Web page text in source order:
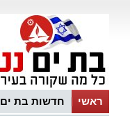
ראשי חדשות בת ים